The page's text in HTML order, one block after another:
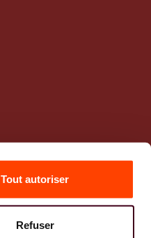
Tout autoriser
Refuser